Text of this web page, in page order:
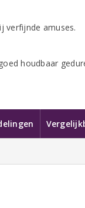
verfijnde amuses.
houdbaar